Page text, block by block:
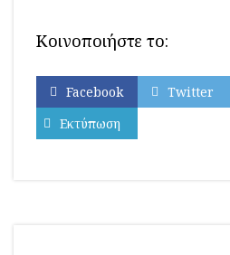
Κοινοποιήστε το:
Facebook Twitter
Εκτύπωση